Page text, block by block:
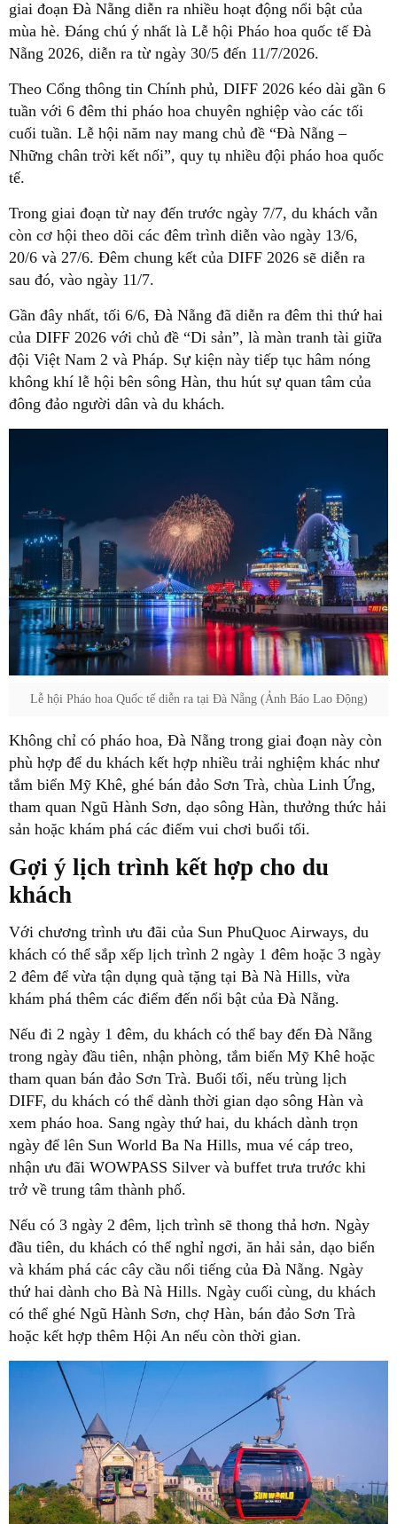
giai đoạn Đà Nẵng diễn ra nhiều hoạt động nổi bật của
mùa hè. Đáng chú ý nhất là Lễ hội Pháo hoa quốc tế Đà
Nẵng 2026, diễn ra từ ngày 30/5 đến 11/7/2026.
Theo Cổng thông tin Chính phủ, DIFF 2026 kéo dài gần 6
tuần với 6 đêm thi pháo hoa chuyên nghiệp vào các tối
cuối tuần. Lễ hội năm nay mang chủ đề “Đà Nẵng –
Những chân trời kết nối”, quy tụ nhiều đội pháo hoa quốc
tế.
Trong giai đoạn từ nay đến trước ngày 7/7, du khách vẫn
còn cơ hội theo dõi các đêm trình diễn vào ngày 13/6,
20/6 và 27/6. Đêm chung kết của DIFF 2026 sẽ diễn ra
sau đó, vào ngày 11/7.
Gần đây nhất, tối 6/6, Đà Nẵng đã diễn ra đêm thi thứ hai
của DIFF 2026 với chủ đề “Di sản”, là màn tranh tài giữa
đội Việt Nam 2 và Pháp. Sự kiện này tiếp tục hâm nóng
không khí lễ hội bên sông Hàn, thu hút sự quan tâm của
đông đảo người dân và du khách.
Lễ hội Pháo hoa Quốc tế diễn ra tại Đà Nẵng (Ảnh Báo Lao Động)
Không chỉ có pháo hoa, Đà Nẵng trong giai đoạn này còn
phù hợp để du khách kết hợp nhiều trải nghiệm khác như
tắm biển Mỹ Khê, ghé bán đảo Sơn Trà, chùa Linh Ứng,
tham quan Ngũ Hành Sơn, dạo sông Hàn, thưởng thức hải
sản hoặc khám phá các điểm vui chơi buổi tối.
Gợi ý lịch trình kết hợp cho du
khách
Với chương trình ưu đãi của Sun PhuQuoc Airways, du
khách có thể sắp xếp lịch trình 2 ngày 1 đêm hoặc 3 ngày
2 đêm để vừa tận dụng quà tặng tại Bà Nà Hills, vừa
khám phá thêm các điểm đến nổi bật của Đà Nẵng.
Nếu đi 2 ngày 1 đêm, du khách có thể bay đến Đà Nẵng
trong ngày đầu tiên, nhận phòng, tắm biển Mỹ Khê hoặc
tham quan bán đảo Sơn Trà. Buổi tối, nếu trùng lịch
DIFF, du khách có thể dành thời gian dạo sông Hàn và
xem pháo hoa. Sang ngày thứ hai, du khách dành trọn
ngày để lên Sun World Ba Na Hills, mua vé cáp treo,
nhận ưu đãi WOWPASS Silver và buffet trưa trước khi
trở về trung tâm thành phố.
Nếu có 3 ngày 2 đêm, lịch trình sẽ thong thả hơn. Ngày
đầu tiên, du khách có thể nghỉ ngơi, ăn hải sản, dạo biển
và khám phá các cây cầu nổi tiếng của Đà Nẵng. Ngày
thứ hai dành cho Bà Nà Hills. Ngày cuối cùng, du khách
có thể ghé Ngũ Hành Sơn, chợ Hàn, bán đảo Sơn Trà
hoặc kết hợp thêm Hội An nếu còn thời gian.